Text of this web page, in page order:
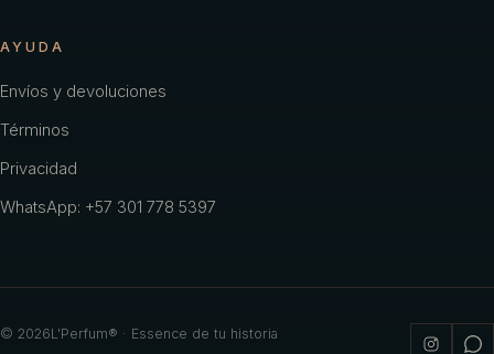
AYUDA
Envíos y devoluciones
Términos
Privacidad
WhatsApp: +57 301 778 5397
© 2026L'Perfum® · Essence de tu historia